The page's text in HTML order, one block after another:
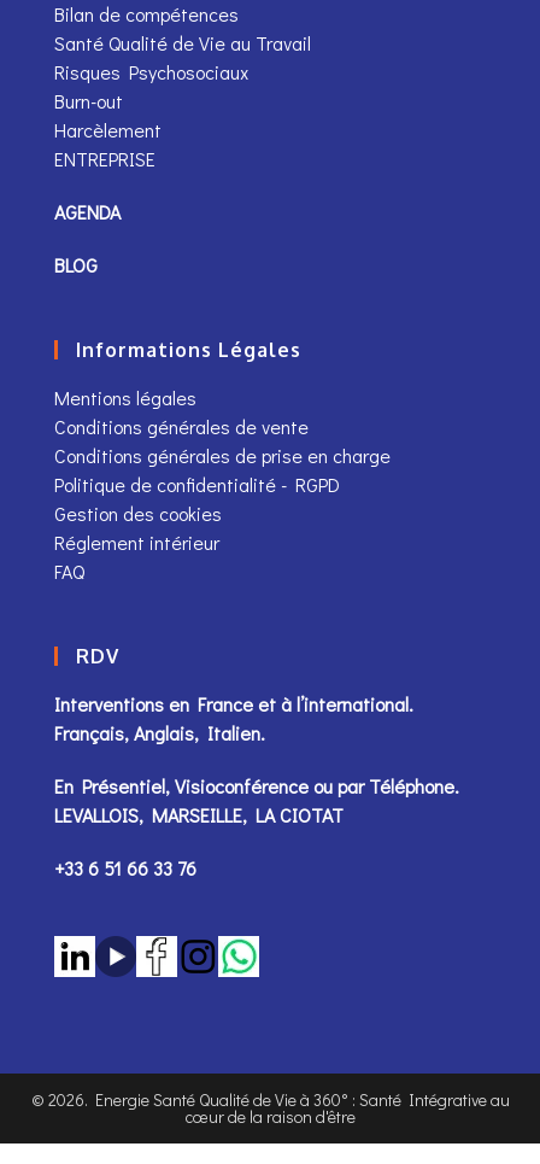
Bilan de compétences
Santé Qualité de Vie au Travail
Risques Psychosociaux
Burn-out
Harcèlement
ENTREPRISE
AGENDA
BLOG
Informations Légales
Mentions légales
Conditions générales de vente
Conditions générales de prise en charge
Politique de confidentialité - RGPD
Gestion des cookies
Réglement intérieur
FAQ
RDV
Interventions en France et à l’international.
Français, Anglais, Italien.
En Présentiel, Visioconférence ou parTéléphone.
LEVALLOIS, MARSEILLE, LA CIOTAT
+33 6 51 66 33 76
© 2026. Energie Santé Qualité de Vie à 360° : Santé Intégrative au
cœur de la raison d'être